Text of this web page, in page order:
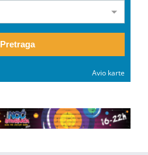
Pretraga
Avio karte